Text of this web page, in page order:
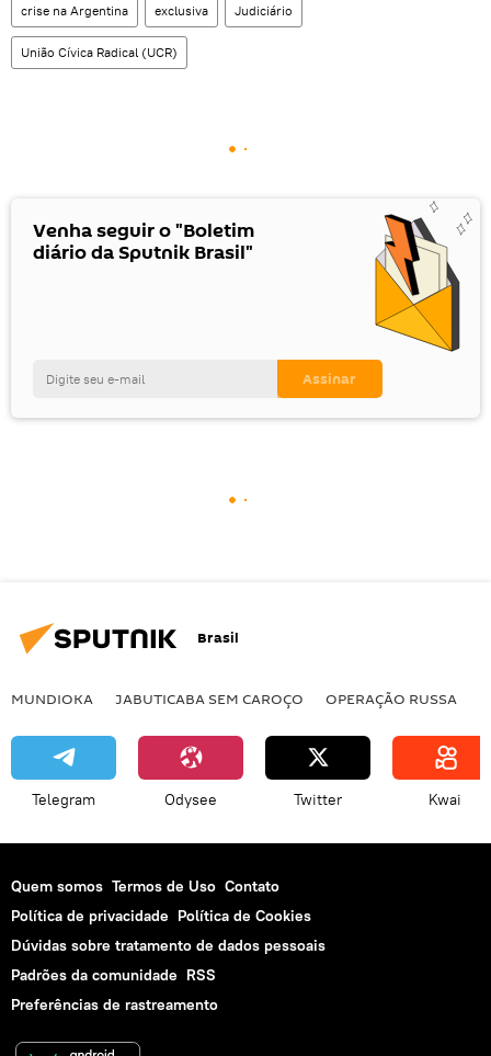
crise na Argentina exclusiva Judiciário
União Cívica Radical (UCR)
Venha seguir o "Boletim
diário da Sputnik Brasil"
Brasil
MUNDIOKA JABUTICABA SEM CAROÇO OPERAÇÃO RUSSA
Telegram Odysee Twitter Kwai
Quem somos Termos de Uso Contato
Política de privacidade Política de Cookies
Dúvidas sobre tratamento de dados pessoais
Padrões da comunidade RSS
Preferências de rastreamento